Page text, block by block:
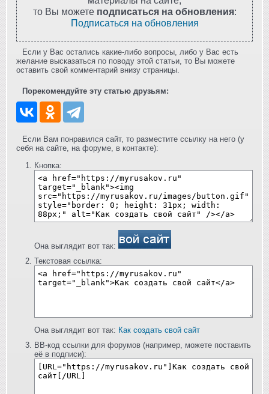
то Вы можете подписаться на обновления:
Подписаться на обновления
Если у Вас остались какие-либо вопросы, либо у Вас есть
желание высказаться по поводу этой статьи, то Вы можете
оставить свой комментарий внизу страницы.
Порекомендуйте эту статью друзьям:
Если Вам понравился сайт, то разместите ссылку на него (у
себя на сайте, на форуме, в контакте):
Кнопка:
Она выглядит вот так:
Текстовая ссылка:
Она выглядит вот так: Как создать свой сайт
BB-код ссылки для форумов (например, можете поставить
её в подписи):